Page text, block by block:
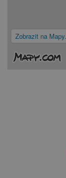
Zobrazit na